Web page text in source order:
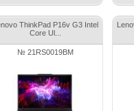
ThinkPad P16v G3 Intel
Core Ul...
№ 21RS0019BM